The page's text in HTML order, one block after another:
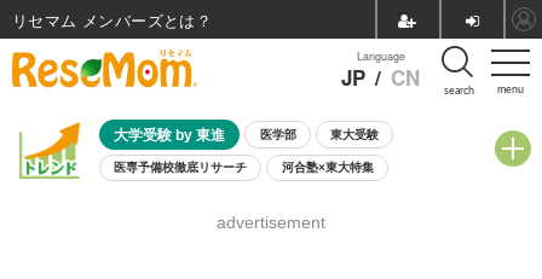
menu
Language
JP / CN search
大学受験 by 東進 医学部 東大受験
医専予備校徹底リサーチ 河合塾×東大特集
8月開催学校説明会・相談会
advertisement
リセマム メンバーズ